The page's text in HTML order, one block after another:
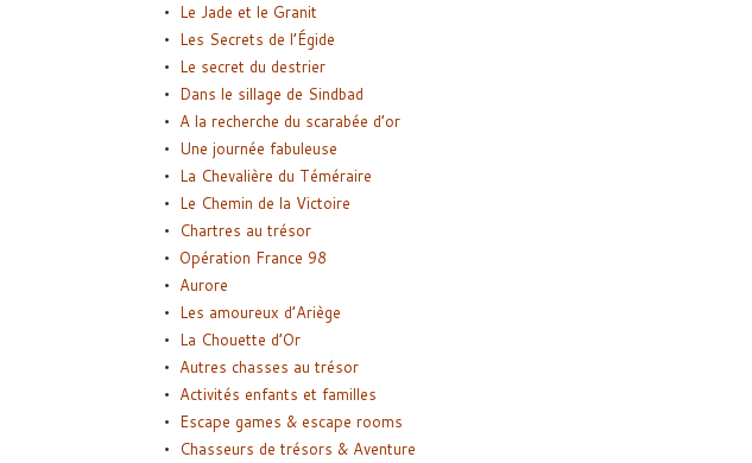
Le Jade et le Granit
Les Secrets de l’Égide
Le secret du destrier
Dans le sillage de Sindbad
A la recherche du scarabée d’or
Une journée fabuleuse
La Chevalière du Téméraire
Le Chemin de la Victoire
Chartres au trésor
Opération France 98
Aurore
Les amoureux d’Ariège
La Chouette d’Or
Autres chasses au trésor
Activités enfants et familles
Escape games & escape rooms
Chasseurs de trésors & Aventure